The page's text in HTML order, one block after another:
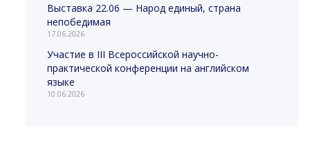
Выставка 22.06 — Народ единый, страна
непобедимая
17.06.2026
Участие в III Всероссийской научно-
практической конференции на английском
языке
10.06.2026